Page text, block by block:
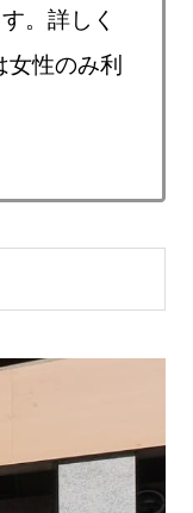
。詳しく
女性のみ利